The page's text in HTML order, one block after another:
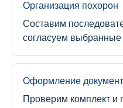
Организация похорон
Составим
согласуем выбранные
Оформление
Проверим комплект и